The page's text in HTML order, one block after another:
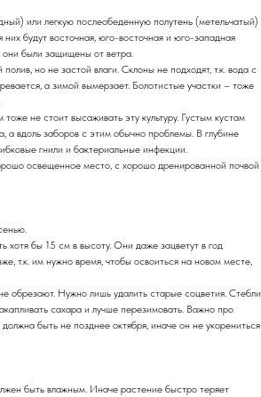
или легкую послеобеденную полутень (метельчатый)
будут восточная, юго-восточная и юго-западная
были защищены от ветра.
но не застой влаги. Склоны не подходят, т.к. вода с
а зимой вымерзает. Болотистые участки – тоже
не стоит высаживать эту культуру. Густым кустам
а вдоль заборов с этим обычно проблемы. В глубине
гнили и бактериальные инфекции.
освещенное место, с хорошо дренированной почвой
хотя бы 15 см в высоту. Они даже зацветут в год
т.к. им нужно время, чтобы освоиться на новом месте,
обрезают. Нужно лишь удалить старые соцветия. Стебли
сахара и лучше перезимовать. Важно про
быть не позднее октября, иначе он не укорениться
быть влажным. Иначе растение быстро теряет